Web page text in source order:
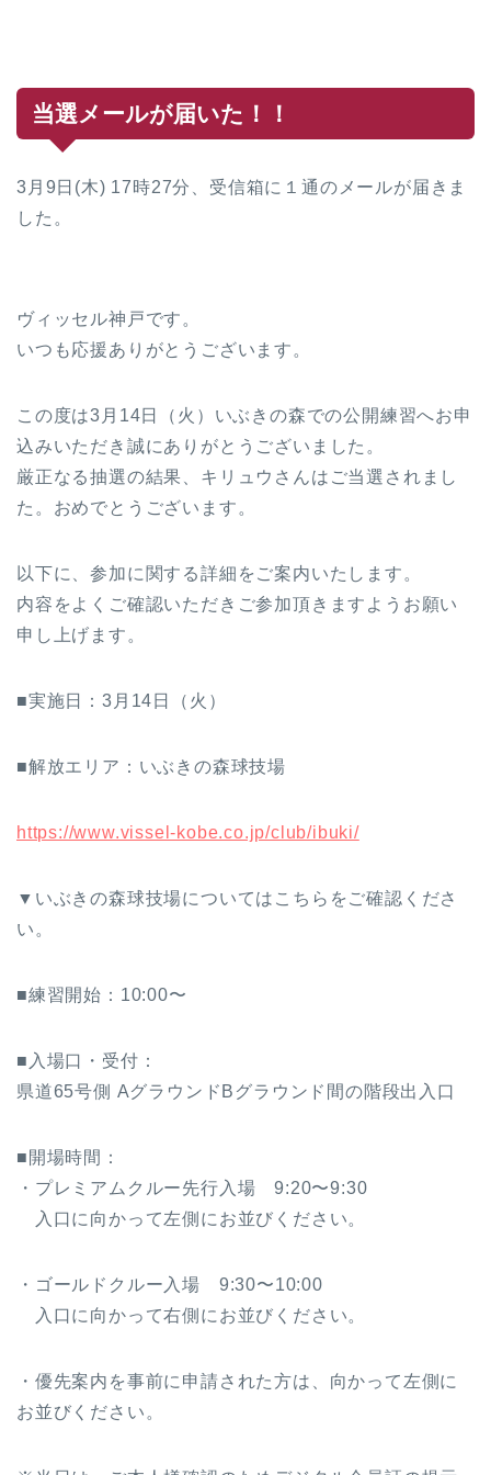
当選メールが届いた！！
3月9日(木) 17時27分、受信箱に１通のメールが届きま
した。
ヴィッセル神戸です。
いつも応援ありがとうございます。
この度は3月14日（火）いぶきの森での公開練習へお申
込みいただき誠にありがとうございました。
厳正なる抽選の結果、キリュウさんはご当選されまし
た。おめでとうございます。
以下に、参加に関する詳細をご案内いたします。
内容をよくご確認いただきご参加頂きますようお願い
申し上げます。
■実施日：3月14日（火）
■解放エリア：いぶきの森球技場
https://www.vissel-kobe.co.jp/club/ibuki/
▼いぶきの森球技場についてはこちらをご確認くださ
い。
■練習開始：10:00〜
■入場口・受付：
県道65号側 AグラウンドBグラウンド間の階段出入口
■開場時間：
・プレミアムクルー先行入場 9:20〜9:30
入口に向かって左側にお並びください。
・ゴールドクルー入場 9:30〜10:00
入口に向かって右側にお並びください。
・優先案内を事前に申請された方は、向かって左側に
お並びください。